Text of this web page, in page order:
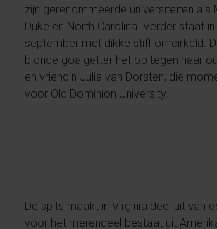
zijn gerenommeerde universiteiten als
Duke en North Carolina. Verder staat
september met dikke stift omcirkeld.
blonde goalgetter het op tegen haar
en vriendin Julia van Dorsten, die
voor Old Dominion University.
De spits maakt in Virginia deel uit van
voor het merendeel bestaat uit